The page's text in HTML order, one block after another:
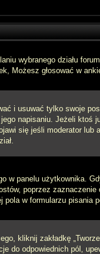
wybranego działu
Możesz głosować w
i usuwać tylko swoje
napisaniu. Jeżeli ktoś
się jeśli moderator
w panelu użytkownika.
poprzez
pola w formularzu pisania
kliknij zakładkę
do odpowiednich pól,